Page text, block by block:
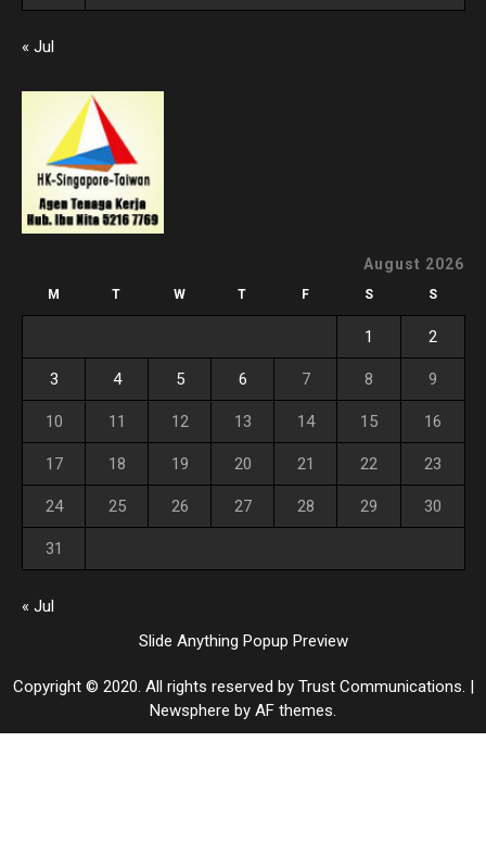
« Jul
August 2026
M T W T F S S
1 2
3 4 5 6 7 8 9
10 11 12 13 14 15 16
17 18 19 20 21 22 23
24 25 26 27 28 29 30
31
« Jul
Slide Anything Popup Preview
Copyright © 2020. All rights reserved by Trust Communications.
Newsphere by AF themes.